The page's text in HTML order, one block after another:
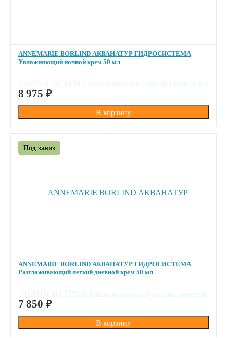
ANNEMARIE BORLIND АКВАНАТУР ГИДРОСИСТЕМА
Увлажняющий ночной крем 50 мл
8 975 ₽
Под заказ
ANNEMARIE BORLIND АКВАНАТУР ГИДРОСИСТЕМА
Разглаживающий легкий дневной крем 50 мл
7 850 ₽